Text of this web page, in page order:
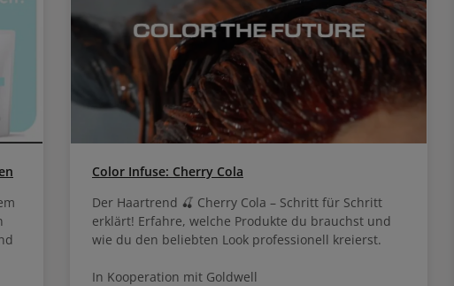
Color Infuse: Cherry Cola
Der Haartrend 🍒 Cherry Cola – Schritt für Schritt
erklärt! Erfahre, welche Produkte du brauchst und
wie du den beliebten Look professionell kreierst.
In Kooperation mit Goldwell